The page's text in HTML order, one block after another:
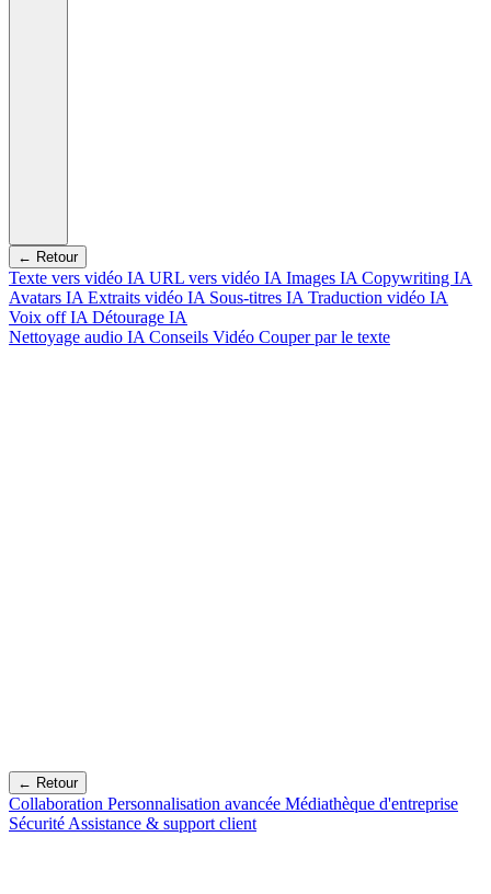
← Retour
Texte vers vidéo IA URL vers vidéo IA Images IA Copywriting IA
Avatars IA Extraits vidéo IA Sous-titres IA Traduction vidéo IA
Voix off IA Détourage IA
Nettoyage audio IA Conseils Vidéo Couper par le texte
← Retour
Collaboration Personnalisation avancée Médiathèque d'entreprise
Sécurité Assistance & support client